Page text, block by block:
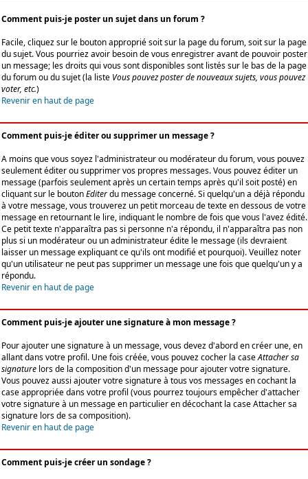
Comment puis-je poster un sujet dans un forum ?
Facile, cliquez sur le bouton approprié soit sur la page du forum, soit sur la page
du sujet. Vous pourriez avoir besoin de vous enregistrer avant de pouvoir poster
un message; les droits qui vous sont disponibles sont listés sur le bas de la page
du forum ou du sujet (la liste Vous pouvez poster de nouveaux sujets, vous pouvez
voter, etc.)
Revenir en haut de page
Comment puis-je éditer ou supprimer un message ?
A moins que vous soyez l'administrateur ou modérateur du forum, vous pouvez
seulement éditer ou supprimer vos propres messages. Vous pouvez éditer un
message (parfois seulement après un certain temps après qu'il soit posté) en
cliquant sur le boutonEditerdu message concerné. Si quelqu'un a déjà répondu
à votre message, vous trouverez un petit morceau de texte en dessous de votre
message en retournant le lire, indiquant le nombre de fois que vous l'avez édité.
Ce petit texte n'apparaîtra pas si personne n'a répondu, il n'apparaîtra pas non
plus si un modérateur ou un administrateur édite le message (ils devraient
laisser un message expliquant ce qu'ils ont modifié et pourquoi). Veuillez noter
qu'un utilisateur ne peut pas supprimer un message une fois que quelqu'un y a
répondu.
Revenir en haut de page
Comment puis-je ajouter une signature à mon message ?
Pour ajouter une signature à un message, vous devez d'abord en créer une, en
allant dans votre profil. Une fois créée, vous pouvez cocher la caseAttacher sa
signature lors de la composition d'un message pour ajouter votre signature.
Vous pouvez aussi ajouter votre signature à tous vos messages en cochant la
case appropriée dans votre profil (vous pourrez toujours empêcher d'attacher
votre signature à un message en particulier en décochant la case Attacher sa
signature lors de sa composition).
Revenir en haut de page
Comment puis-je créer un sondage ?